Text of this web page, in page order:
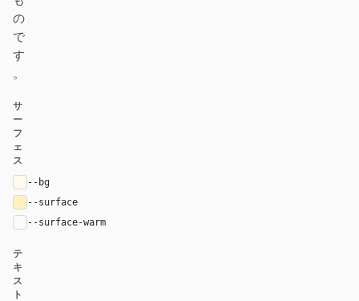
の
で
す
。
サ
ー
フ
ェ
ス
--bg
--surface
--surface-warm
テ
キ
ス
ト